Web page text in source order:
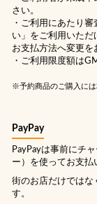
さい。
・ご利用にあたり
い」をご利用いた
お支払方法へ変更を
・ご利用限度額は
※予約商品のご購入には
PayPay
PayPayは事前にチ
ー）を使ってお支払
街のお店だけではな
す。